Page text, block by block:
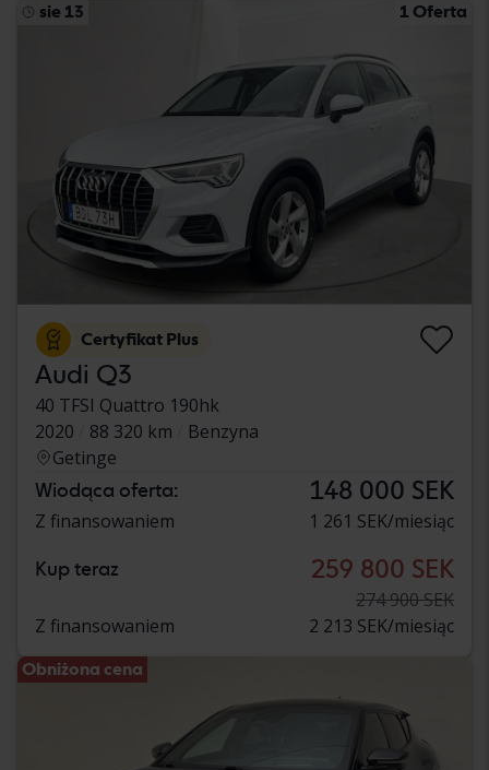
sie 13 1 Oferta
Certyfikat Plus
Audi Q3
40 TFSI Quattro 190hk
2020
88 320 km
Benzyna
Getinge
Wiodąca oferta: 148 000 SEK
Z finansowaniem 1 261 SEK/miesiąc
Kup teraz 259 800 SEK
274 900 SEK
Z finansowaniem
2 213 SEK/miesiąc
Obniżona cena